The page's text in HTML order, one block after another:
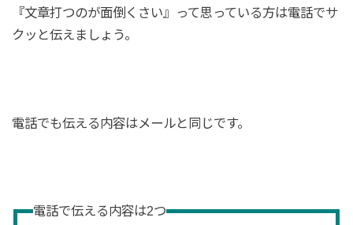
『文章打つのが面倒くさい』って思っている方は電話でサ
クッと伝えましょう。
電話でも伝える内容はメールと同じです。
電話で伝える内容は2つ